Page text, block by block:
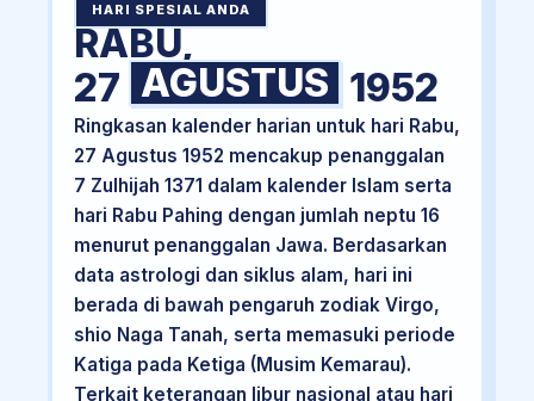
HARI SPESIAL ANDA
RABU,
27 AGUSTUS 1952
Ringkasan kalender harian untuk hari Rabu,
27 Agustus 1952 mencakup penanggalan
7 Zulhijah 1371 dalam kalender Islam serta
hari Rabu Pahing dengan jumlah neptu 16
menurut penanggalan Jawa. Berdasarkan
data astrologi dan siklus alam, hari ini
berada di bawah pengaruh zodiak Virgo,
shio Naga Tanah, serta memasuki periode
Katiga pada Ketiga (Musim Kemarau).
Terkait keterangan libur nasional atau hari